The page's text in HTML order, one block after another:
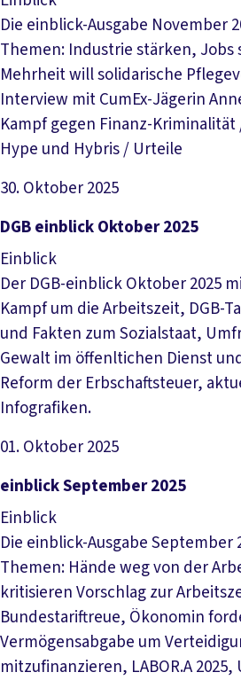
Die einblick-Ausgabe November
Themen: Industrie stärken,
Mehrheit will solidarische
Interview mit CumEx-Jägerin
Kampf gegen Finanz-
Hype und Hybris / Urteile
30. Oktober 2025
Datei herunterladen
DGB einblick Oktober 2025
Einblick
Der DGB-einblick Oktober 2025
Kampf um die Arbeitszeit, DGB-
und Fakten zum Sozialstaat,
Gewalt im öffenltichen Dienst
Reform der Erbschaftsteuer,
Infografiken.
01. Oktober 2025
Datei herunterladen
einblick September 2025
Einblick
Die einblick-Ausgabe September
Themen: Hände weg von der
kritisieren Vorschlag zur
Bundestariftreue, Ökonomin
Vermögensabgabe um
mitzufinanzieren, LABOR.A 2025,